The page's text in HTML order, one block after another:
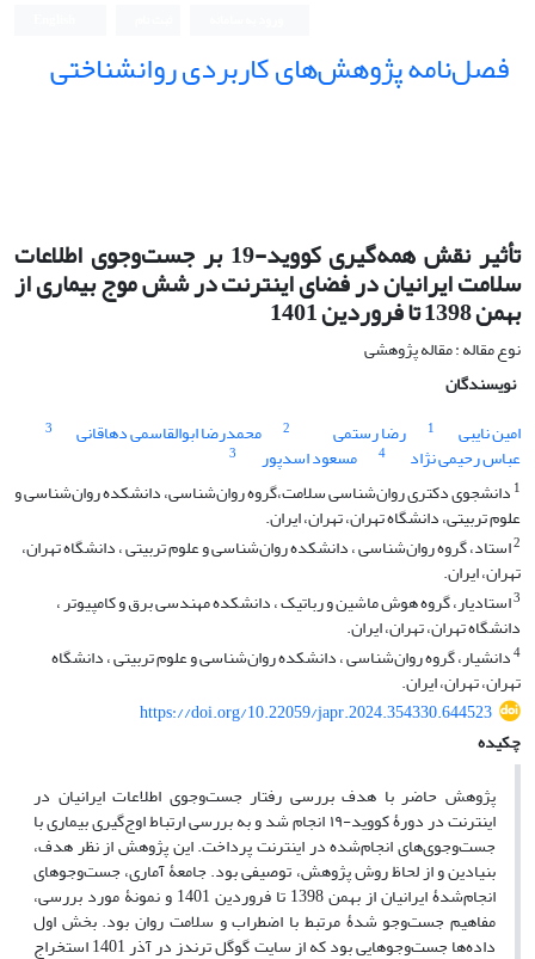
فصل‌نامه پژوهش‌های کاربردی روانشناختی
تأثیر نقش همه‌گیری کووید-19 بر جست‌وجوی اطلاعات
سلامت ایرانیان در فضای اینترنت در شش موج بیماری از
بهمن 1398 تا فروردین 1401
نوع مقاله : مقاله پژوهشی
نویسندگان
امین نایبی
1 رضا رستمی 2 محمدرضا ابوالقاسمی دهاقانی 3
عباس رحیمی نژاد 4 مسعود اسدپور
3
1 دانشجوی دکتری روان‌شناسی سلامت،گروه روان‌شناسی، دانشکده روان‌شناسی و
علوم تربیتی، دانشگاه تهران، تهران، ایران.
2استاد، گروه روان‌شناسی ، دانشکده روان‌شناسی و علوم تربیتی ، دانشگاه تهران،
تهران، ایران.
3استادیار، گروه هوش ماشین و رباتیک ، دانشکده مهندسی برق و کامپیوتر ،
دانشگاه تهران، تهران، ایران.
4دانشیار، گروه روان‌شناسی ، دانشکده روان‌شناسی و علوم تربیتی ، دانشگاه
تهران، تهران، ایران.
https://doi.org/10.22059/japr.2024.354330.644523
چکیده
پژوهش حاضر با هدف بررسی رفتار جست‌وجوی اطلاعات ایرانیان در
اینترنت در دورۀ کووید-۱۹ انجام شد و به بررسی ارتباط اوج‌گیری بیماری با
جست‌وجوی‌های انجام‌شده در اینترنت پرداخت. این پژوهش از نظر هدف،
بنیادین و از لحاظ روش پژوهش، توصیفی بود. جامعۀ آماری، جست‌وجوهای
انجام‌شدۀ ایرانیان از بهمن 1398 تا فروردین 1401 و نمونۀ مورد بررسی،
مفاهیم جست‌وجو شدۀ مرتبط با اضطراب و سلامت روان بود. بخش اول
داده‌ها جست‌وجوهایی بود که از سایت گوگل ترندز در آذر 1401 استخراج